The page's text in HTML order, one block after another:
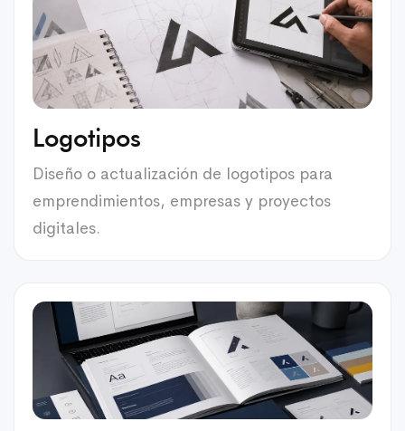
Logotipos
Diseño o actualización de logotipos para
emprendimientos, empresas y proyectos
digitales.